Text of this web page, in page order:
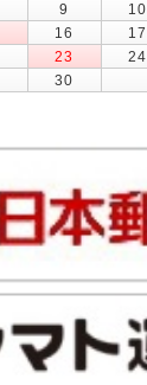
9 10
16 17
23 24
30